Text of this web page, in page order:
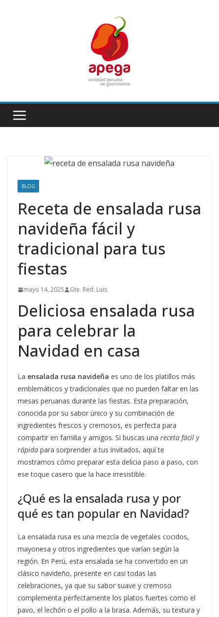
BLOG
Receta de ensalada rusa
navideña fácil y
tradicional para tus
fiestas
mayo 14, 2025 Gte. Red. Luis
Deliciosa ensalada rusa
para celebrar la
Navidad en casa
La ensalada rusa navideña es uno de los platillos más
emblemáticos y tradicionales que no pueden faltar en las
mesas peruanas durante las fiestas. Esta preparación,
conocida por su sabor único y su combinación de
ingredientes frescos y cremosos, es perfecta para
compartir en familia y amigos. Si buscas una receta fácil y
rápida para sorprender a tus invitados, aquí te
mostramos cómo preparar esta delicia paso a paso, con
ese toque casero que la hace irresistible.
¿Qué es la ensalada rusa y por
qué es tan popular en Navidad?
La ensalada rusa es una mezcla de vegetales cocidos,
mayonesa y otros ingredientes que varían según la
región. En Perú, esta ensalada se ha convertido en un
clásico navideño, presente en casi todas las
celebraciones, ya que su sabor suave y cremoso
complementa perfectamente los platos fuertes como el
pavo, el lechón o el pollo a la brasa. Además, su textura y